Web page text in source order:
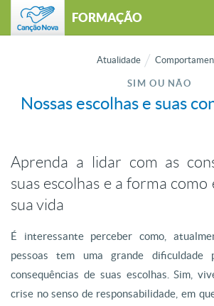
FORMAÇÃO
Atualidade
SIM OU NÃO
Nossas escolhas e suas
Aprenda a lidar com as
suas escolhas e a forma
sua vida
É interessante perceber como,
pessoas tem uma grande
consequências de suas escolhas. Sim,
crise no senso de responsabilidade, em